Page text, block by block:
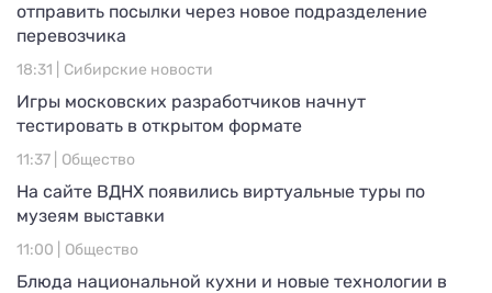
отправить посылки через новое подразделение
перевозчика
18:31 | Сибирские новости
Игры московских разработчиков начнут
тестировать в открытом формате
11:37 | Общество
На сайте ВДНХ появились виртуальные туры по
музеям выставки
11:00 | Общество
Блюда национальной кухни и новые технологии в